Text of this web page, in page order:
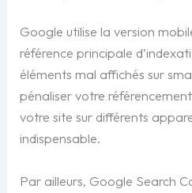
Google utilise la version
référence principale
éléments mal affichés sur
pénaliser votre
votre site sur différents
indispensable.
Par ailleurs, Google Search